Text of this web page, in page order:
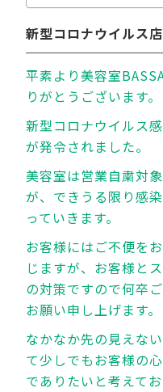
新型コロナウイルス
平素より美容室
りがとうございます。
新型コロナウイルス
が発令されました。
美容室は営業自粛対
が、できうる限り感
っていきます。
お客様にはご不便を
じますが、お客様と
の対策ですので何卒
お願い申し上げます。
なかなか先の見えな
て少しでもお客様の
でありたいと考えてお